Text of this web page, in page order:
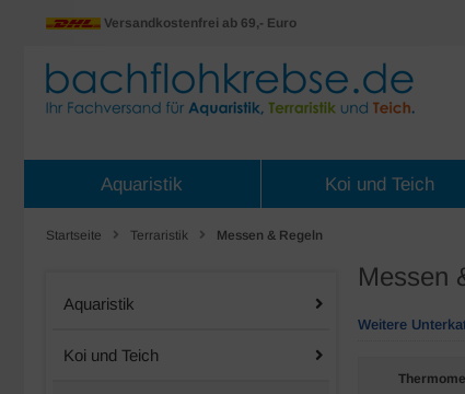
Versandkostenfrei ab 69,- Euro
Aquaristik Koi und Teich
Startseite Terraristik Messen & Regeln
Messen
Weitere
Aquaristik
Koi und Teich